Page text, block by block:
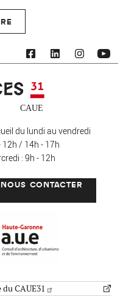
du lundi au vendredi
12h / 14h - 17h
: 9h - 12h
NOUS CONTACTER
du CAUE31